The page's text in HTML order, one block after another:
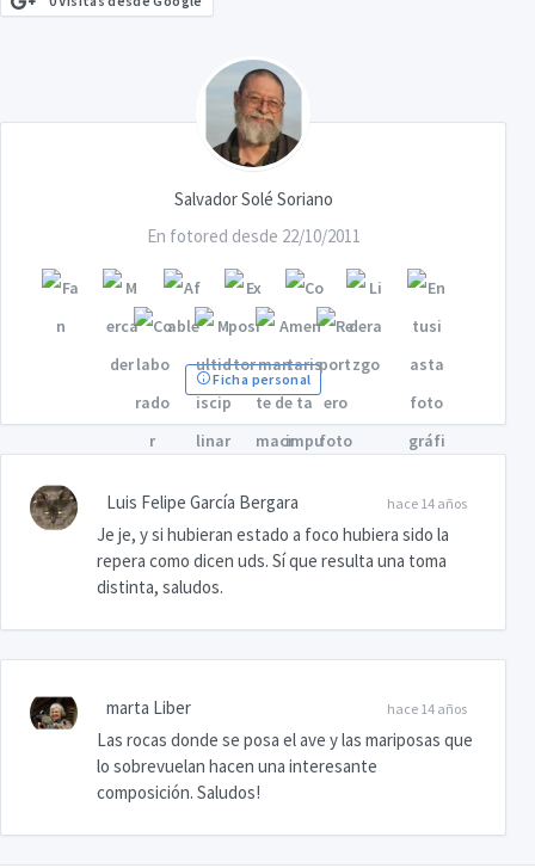
Salvador Solé Soriano
En fotored desde 22/10/2011
Ficha personal
hace 14 años
Luis Felipe García Bergara
Je je, y si hubieran estado a foco hubiera sido la
repera como dicen uds. Sí que resulta una toma
distinta, saludos.
hace 14 años
marta Liber
Las rocas donde se posa el ave y las mariposas que
lo sobrevuelan hacen una interesante
composición. Saludos!